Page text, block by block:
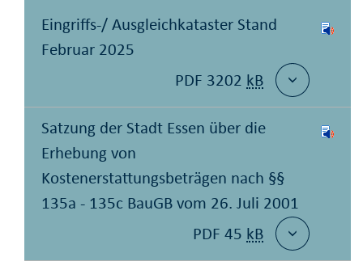
Eingriffs-/ Ausgleichkataster Stand
Februar 2025
PDF 3202 kB
Satzung der Stadt Essen über die
Erhebung von
Kostenerstattungsbeträgen nach §§
135a - 135c BauGB vom 26. Juli 2001
PDF 45 kB